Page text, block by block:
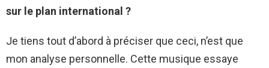
sur le plan international ?
Je tiens tout d’abord à préciser que ceci, n’est que
mon analyse personnelle. Cette musique essaye